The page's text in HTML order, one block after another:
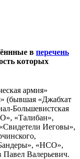
в перечень
которых
армия»
«Джабхат
Большевистская
«Талибан»,
Иеговы»,
«НСО»,
Валерьевич.